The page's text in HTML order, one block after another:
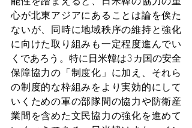
心が北東アジアにあることは論を俟た
ないが、同時に地域秩序の維持と強化
に向けた取り組みも一定程度進んでい
くであろう。特に日米韓は3カ国の安全
保障協力の「制度化」に加え、それら
の制度的な枠組みをより実効的にして
いくための軍の部隊間の協力や防衛産
業間を含めた文民協力の強化を進めて